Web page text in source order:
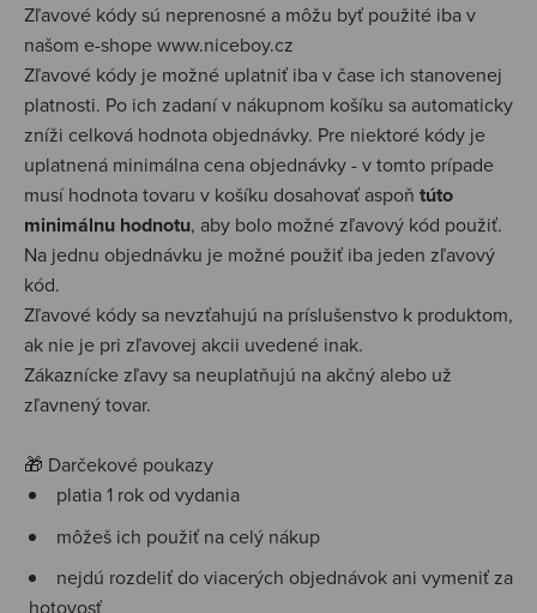
Zľavové kódy sú neprenosné a môžu byť použité iba v
našom e-shope www.niceboy.cz
Zľavové kódy je možné uplatniť iba v čase ich stanovenej
platnosti. Po ich zadaní v nákupnom košíku sa automaticky
zníži celková hodnota objednávky. Pre niektoré kódy je
uplatnená minimálna cena objednávky - v tomto prípade
musí hodnota tovaru v košíku dosahovať aspoň túto
minimálnu hodnotu, aby bolo možné zľavový kód použiť.
Na jednu objednávku je možné použiť iba jeden zľavový
kód.
Zľavové kódy sa nevzťahujú na príslušenstvo k produktom,
ak nie je pri zľavovej akcii uvedené inak.
Zákaznícke zľavy sa neuplatňujú na akčný alebo už
zľavnený tovar.
🎁 Darčekové poukazy
platia 1 rok od vydania
môžeš ich použiť na celý nákup
nejdú rozdeliť do viacerých objednávok ani vymeniť za
hotovosť